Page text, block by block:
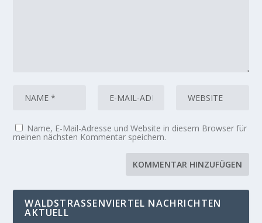
Name, E-Mail-Adresse und Website in diesem Browser für
meinen nächsten Kommentar speichern.
WALDSTRASSENVIERTEL NACHRICHTEN A
KTUELL